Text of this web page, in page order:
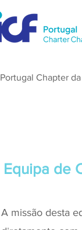
Portugal Chapter
Equipa de
A missão desta